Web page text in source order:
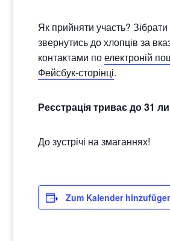
Як прийняти участь?
звернутись до хлопців за
контактами поелектроній
Фейсбук-сторінці.
Реєстрація триває до 31
До зустрічі на змаганнях!
Zum Kalender